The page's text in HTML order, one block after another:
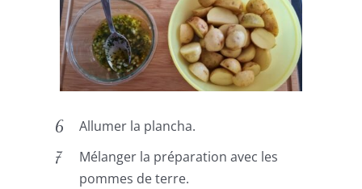
Allumer la plancha.
Mélanger la préparation avec les
pommes de terre.